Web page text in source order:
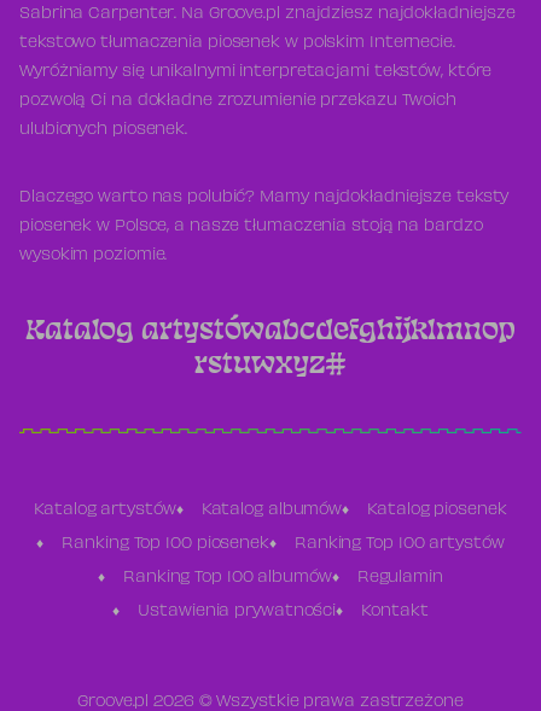
Sabrina Carpenter. Na Groove.pl znajdziesz najdokładniejsze
tekstowo tłumaczenia piosenek w polskim Internecie.
Wyróżniamy się unikalnymi interpretacjami tekstów, które
pozwolą Ci na dokładne zrozumienie przekazu Twoich
ulubionych piosenek.
Dlaczego warto nas polubić? Mamy najdokładniejsze teksty
piosenek w Polsce, a nasze tłumaczenia stoją na bardzo
wysokim poziomie.
Katalog artystówabcdefghijklmnop
rstuwxyz#
Katalog artystów Katalog albumów Katalog piosenek
Ranking Top 100 piosenek Ranking Top 100 artystów
Ranking Top 100 albumów Regulamin
Ustawienia prywatności Kontakt
Groove.pl 2026 © Wszystkie prawa zastrzeżone